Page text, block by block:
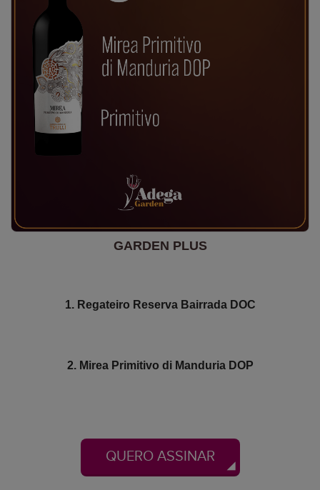
GARDEN PLUS
1. Regateiro Reserva Bairrada DOC
2. Mirea Primitivo di Manduria DOP
QUERO ASSINAR